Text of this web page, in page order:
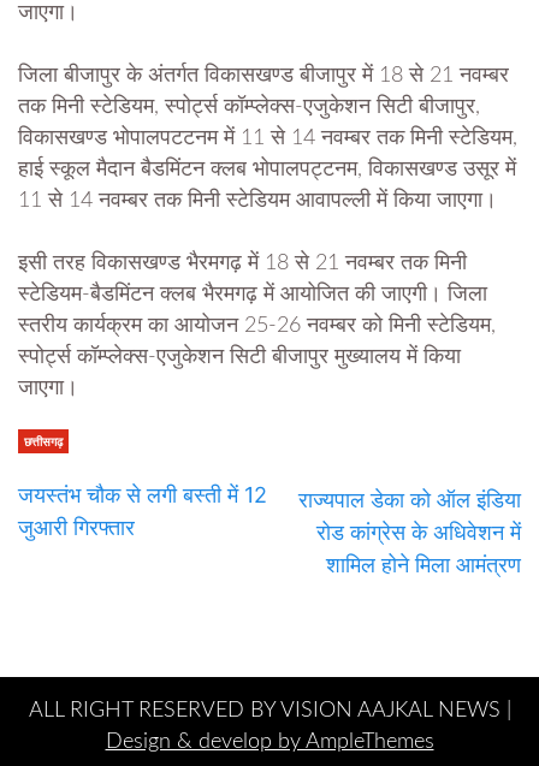
जाएगा।
जिला बीजापुर के अंतर्गत विकासखण्ड बीजापुर में 18 से 21 नवम्बर
तक मिनी स्टेडियम, स्पोर्ट्स कॉम्प्लेक्स-एजुकेशन सिटी बीजापुर,
विकासखण्ड भोपालपटटनम में 11 से 14 नवम्बर तक मिनी स्टेडियम,
हाई स्कूल मैदान बैडमिंटन क्लब भोपालपट्टनम, विकासखण्ड उसूर में
11 से 14 नवम्बर तक मिनी स्टेडियम आवापल्ली में किया जाएगा।
इसी तरह विकासखण्ड भैरमगढ़ में 18 से 21 नवम्बर तक मिनी
स्टेडियम-बैडमिंटन क्लब भैरमगढ़ में आयोजित की जाएगी। जिला
स्तरीय कार्यक्रम का आयोजन 25-26 नवम्बर को मिनी स्टेडियम,
स्पोर्ट्स कॉम्प्लेक्स-एजुकेशन सिटी बीजापुर मुख्यालय में किया
जाएगा।
छत्तीसगढ़
जयस्तंभ चौक से लगी बस्ती में 12
जुआरी गिरफ्तार
राज्यपाल डेका को ऑल इंडिया
रोड कांग्रेस के अधिवेशन में
शामिल होने मिला आमंत्रण
ALL RIGHT RESERVED BY VISION AAJKAL NEWS |
Design & develop by AmpleThemes